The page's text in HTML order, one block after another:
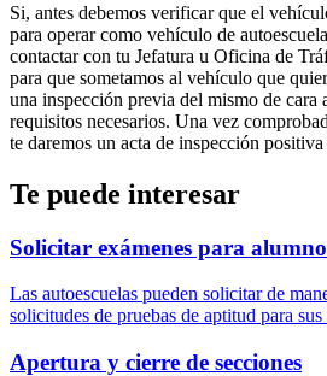
Si, antes debemos verificar que el
para operar como vehículo de
contactar con tu Jefatura u Oficina de
para que sometamos al vehículo que
una inspección previa del mismo de cara
requisitos necesarios. Una vez
te daremos un acta de inspección
Te puede interesar
Solicitar exámenes para
Las autoescuelas pueden solicitar de
solicitudes de pruebas de aptitud para sus
Apertura y cierre de secciones